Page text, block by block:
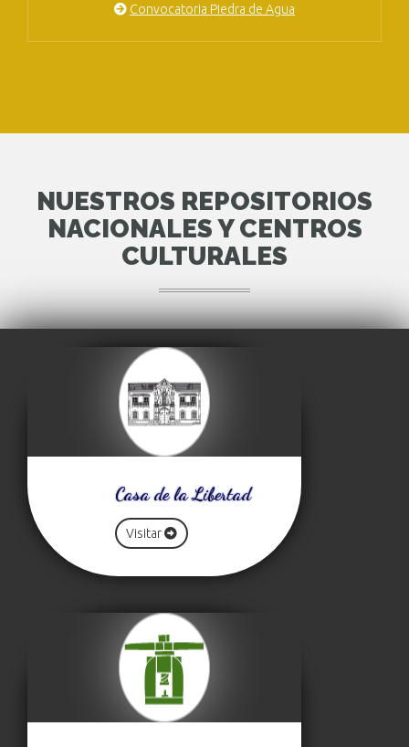
Convocatoria Piedra de Agua
NUESTROS REPOSITORIOS
NACIONALES Y CENTROS
CULTURALES
Casa de la Libertad
Visitar